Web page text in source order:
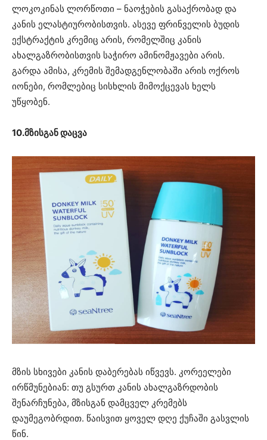
ლოკოკინას ლორწოთი – ნაოჭების გასაქრობად და
კანის ელასტიურობისთვის. ასევე ფრინველის ბუდის
ექსტრაქტის კრემიც არის, რომელშიც კანის
ახალგაზრობისთვის საჭირო ამინომჟავები არის.
გარდა ამისა, კრემის შემადგენლობაში არის ოქროს
იონები, რომლებიც სისხლის მიმოქცევას ხელს
უწყობენ.
10.მზისგან დაცვა
მზის სხივები კანის დაბერებას იწვევს. კორეელები
ირწმუნებიან: თუ გსურთ კანის ახალგაზრდობის
შენარჩუნება, მზისგან დამცველ კრემებს
დაუმეგობრდით. წაისვით ყოველ დღე ქუჩაში გასვლის
წინ.